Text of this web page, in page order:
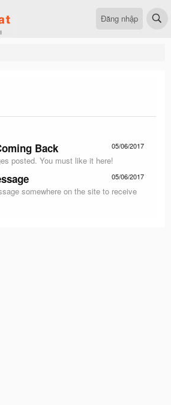
Đăng nhập
05/06/2017
Back
posted. You must like it here!
05/06/2017
somewhere on the site to receive